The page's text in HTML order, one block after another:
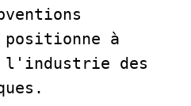
à
l'industrie des